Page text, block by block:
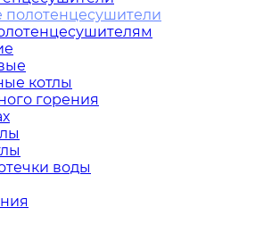
полотенцесушители
котлы
горения
воды